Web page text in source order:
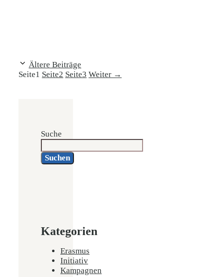
Ältere Beiträge
Seite1 Seite2 Seite3 Weiter →
Suche
Suchen
Kategorien
Erasmus
Initiativ
Kampagnen